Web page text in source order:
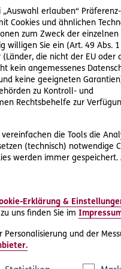
erlauben“
Cookies und ähnlichen
zum Zweck der einzelnen
willigen Sie ein (Art. 49 Abs. 1
die nicht der EU oder
kein angemessenes
keine geeigneten
zu Kontroll- und
Rechtsbehelfe zur
die Tools die
(technisch) notwendige
werden immer
Erklärung &
uns finden Sie im
und der
von Schultern,
EUR 5.650,00 kosten.
Er wird nach der
und darüber
nicht erwähnt. Bei
Behandlung am
Herr S. erleidet
Tage leichte
zurückbleiben.
Entgeltes sowie EUR
Epilation
Energiedichte
S wertlos. Für wertlose
wirksam zugestimmt, da
sondern auch die